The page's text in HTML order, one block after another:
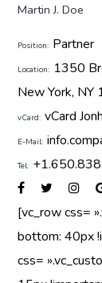
Martin J. Doe
Position: Partner
Location: 1350
New York, NY
vCard: vCard
E-Mail:
Tel:
[vc_row css=
bottom: 40px
css=